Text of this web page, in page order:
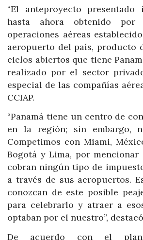
“El anteproyecto
hasta ahora obtenido
operaciones aéreas
aeropuerto del país, producto
cielos abiertos que tiene
realizado por el sector
especial de las compañías
CCIAP.
“Panamá tiene un centro de
en la región; sin embargo,
Competimos con Miami,
Bogotá y Lima, por mencionar
cobran ningún tipo de
a través de sus aeropuertos.
conozcan de este posible
para celebrarlo y atraer a
optaban por el nuestro”,
De acuerdo con el